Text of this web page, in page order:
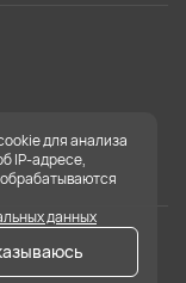
для анализа
IP-адресе,
данных